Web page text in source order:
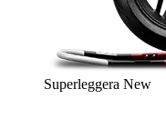
Superleggera New